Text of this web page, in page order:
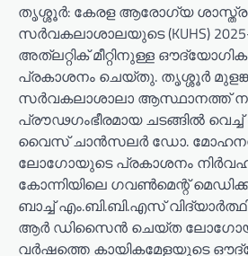
തൃശ്ശൂർ: കേരള ആരോഗ്യ ശാസ്ത്ര
സർവകലാശാലയുടെ (KUHS)
അത്‌ലറ്റിക് മീറ്റിനുള്ള
പ്രകാശനം ചെയ്തു. തൃശ്ശൂർ
സർവകലാശാലാ ആസ്ഥാനത്ത്
പ്രൗഢഗംഭീരമായ ചടങ്ങിൽ
വൈസ് ചാൻസലർ ഡോ.
ലോഗോയുടെ പ്രകാശനം
കോന്നിയിലെ ഗവൺമെന്റ്
ബാച്ച് എം.ബി.ബി.എസ്
ആർ ഡിസൈൻ ചെയ്ത
വർഷത്തെ കായികമേളയുടെ